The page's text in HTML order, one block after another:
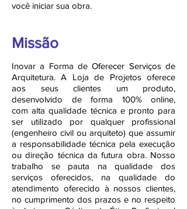
você iniciar sua obra.
Missão
Inovar a Forma de Oferecer Serviços de
Arquitetura. A Loja de Projetos oferece
aos seus clientes um produto,
desenvolvido de forma 100% online,
com alta qualidade técnica e pronto para
ser utilizado por qualquer profissional
(engenheiro civil ou arquiteto) que assumir
a responsabilidade técnica pela execução
ou direção técnica da futura obra. Nosso
trabalho se pauta na qualidade dos
serviços oferecidos, na qualidade do
atendimento oferecido à nossos clientes,
no cumprimento dos prazos e no respeito